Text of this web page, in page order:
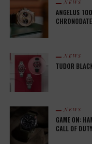
NEWS
ANGELUS
NEWS
TUDOR
NEWS
GAME ON:
CALL OF DUTY